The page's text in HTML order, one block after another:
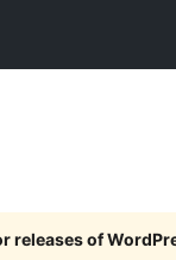
releases of